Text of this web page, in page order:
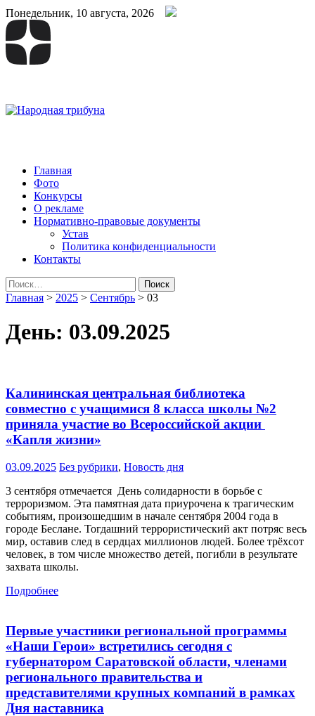
Понедельник, 10 августа, 2026
Народная трибуна
Калининская районная газета
Главная
Фото
Конкурсы
О рекламе
Нормативно-правовые документы
Устав
Политика конфиденциальности
Контакты
Найти:
Главная > 2025 > Сентябрь > 03
День: 03.09.2025
Калининская центральная библиотека
совместно с учащимися 8 класса школы №2
приняла участие во Всероссийской акции
«Капля жизни»
03.09.2025 Без рубрики, Новость дня
3 сентября отмечается День солидарности в борьбе с
терроризмом. Эта памятная дата приурочена к трагическим
событиям, произошедшим в начале сентября 2004 года в
городе Беслане. Тогдашний террористический акт потряс весь
мир, оставив след в сердцах миллионов людей. Более трёхсот
человек, в том числе множество детей, погибли в результате
захвата школы.
Подробнее
Первые участники региональной программы
«Наши Герои» встретились сегодня с
губернатором Саратовской области, членами
регионального правительства и
представителями крупных компаний в рамках
Дня наставника